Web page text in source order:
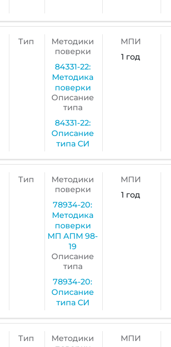
Тип
Методики
поверки
84331-22:
Методика
поверки
Описание
типа
84331-22:
Описание
типа СИ
МПИ
1 год
Тип
Методики
поверки
78934-20:
Методика
поверки
МП АПМ 98-
19
Описание
типа
78934-20:
Описание
типа СИ
МПИ
1 год
Тип
Методики
МПИ